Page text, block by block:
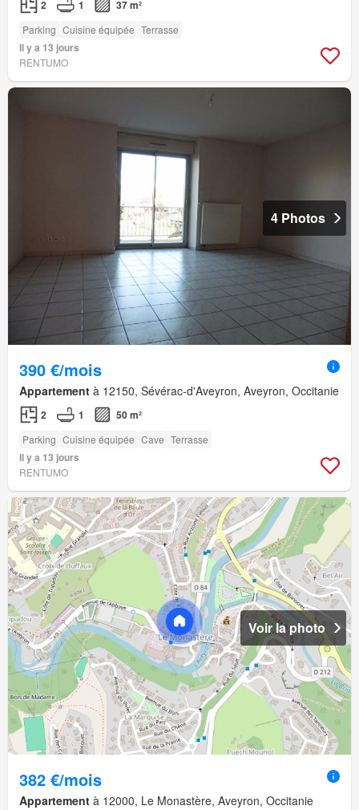
2 1 37 m²
Parking Cuisine équipée Terrasse
Il y a 13 jours
RENTUMO
4 Photos
390 €/mois
Appartement à 12150, Sévérac-d'Aveyron, Aveyron, Occitanie
2 1 50 m²
Parking Cuisine équipée Cave Terrasse
Il y a 13 jours
RENTUMO
Voir la photo
382 €/mois
Appartement à 12000, Le Monastère, Aveyron, Occitanie